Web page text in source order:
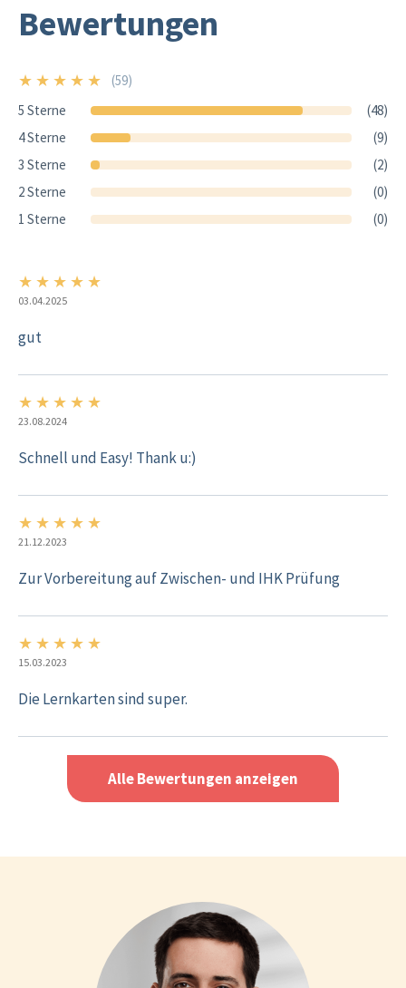
Bewertungen
★ ★ ★ ★ ★ 5/5
(59)
5 Sterne
(48)
4 Sterne
(9)
3 Sterne
(2)
2 Sterne
(0)
1 Sterne
(0)
★ ★ ★ ★ ★
03.04.2025
gut
★ ★ ★ ★ ★
23.08.2024
Schnell und Easy! Thank u:)
★ ★ ★ ★ ★
21.12.2023
Zur Vorbereitung auf Zwischen- und IHK Prüfung
★ ★ ★ ★ ★
15.03.2023
Die Lernkarten sind super.
Alle Bewertungen anzeigen